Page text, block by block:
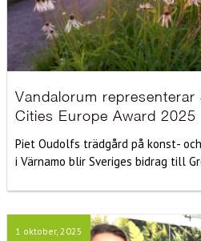
Vandalorum representerar
Cities Europe Award 2025
Piet Oudolfs trädgård på konst-
i Värnamo blir Sveriges bidrag till
1 oktober, 2025